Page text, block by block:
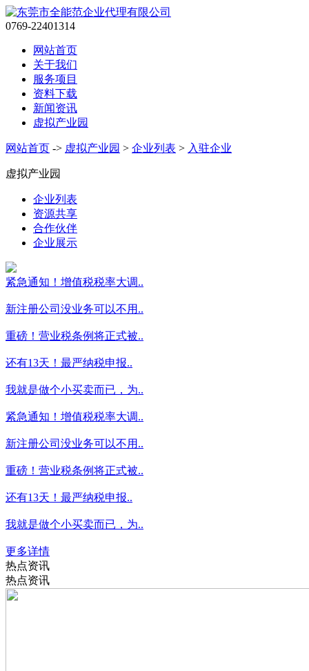
0769-22401314
网站首页
关于我们
服务项目
资料下载
新闻资讯
虚拟产业园
网站首页 -> 虚拟产业园 > 企业列表 > 入驻企业
虚拟产业园
企业列表
资源共享
合作伙伴
企业展示
紧急通知！增值税税率大调..
新注册公司没业务可以不用..
重磅！营业税条例将正式被..
还有13天！最严纳税申报..
我就是做个小买卖而已，为..
紧急通知！增值税税率大调..
新注册公司没业务可以不用..
重磅！营业税条例将正式被..
还有13天！最严纳税申报..
我就是做个小买卖而已，为..
更多详情
热点资讯
热点资讯